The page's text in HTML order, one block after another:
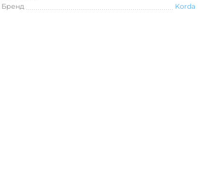
Бренд
Korda